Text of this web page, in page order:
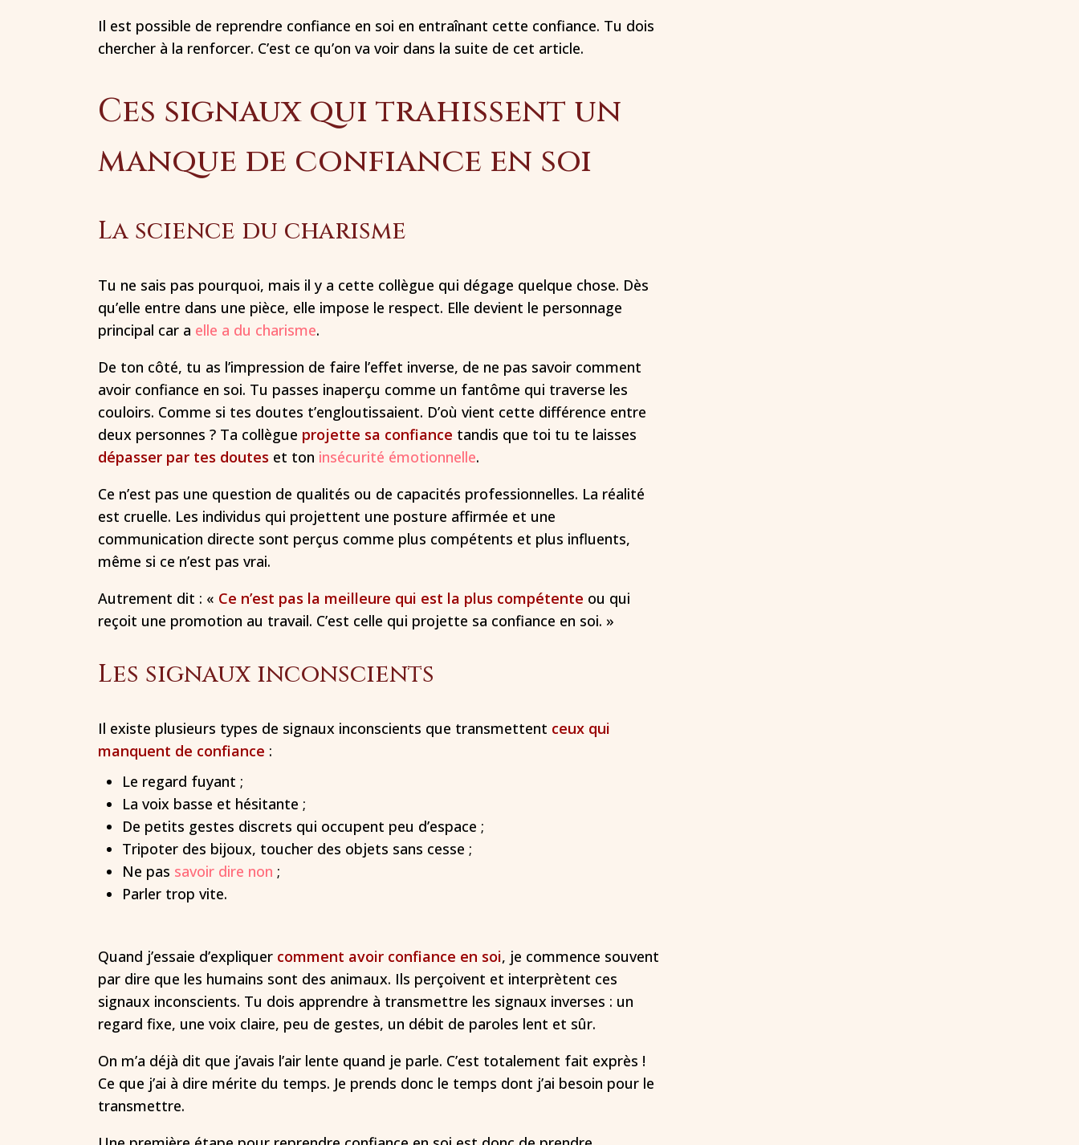
Il est possible de reprendre confiance en soi en entraînant cette confiance. Tu dois
chercher à la renforcer. C’est ce qu’on va voir dans la suite de cet article.
Ces signaux qui trahissent un
manque de confiance en soi
La science du charisme
Tu ne sais pas pourquoi, mais il y a cette collègue qui dégage quelque chose. Dès
qu’elle entre dans une pièce, elle impose le respect. Elle devient le personnage
principal car a elle a du charisme.
De ton côté, tu as l’impression de faire l’effet inverse, de ne pas savoir comment
avoir confiance en soi. Tu passes inaperçu comme un fantôme qui traverse les
couloirs. Comme si tes doutes t’engloutissaient. D’où vient cette différence entre
deux personnes ? Ta collègue projette sa confiance tandis que toi tu te laisses
dépasser par tes doutes et ton insécurité émotionnelle.
Ce n’est pas une question de qualités ou de capacités professionnelles. La réalité
est cruelle. Les individus qui projettent une posture affirmée et une
communication directe sont perçus comme plus compétents et plus influents,
même si ce n’est pas vrai.
Autrement dit : « Ce n’est pas la meilleure qui est la plus compétente ou qui
reçoit une promotion au travail. C’est celle qui projette sa confiance en soi. »
Les signaux inconscients
Il existe plusieurs types de signaux inconscients que transmettent ceux qui
manquent de confiance :
Le regard fuyant ;
La voix basse et hésitante ;
De petits gestes discrets qui occupent peu d’espace ;
Tripoter des bijoux, toucher des objets sans cesse ;
Ne pas savoir dire non ;
Parler trop vite.
Quand j’essaie d’expliquer comment avoir confiance en soi, je commence souvent
par dire que les humains sont des animaux. Ils perçoivent et interprètent ces
signaux inconscients. Tu dois apprendre à transmettre les signaux inverses : un
regard fixe, une voix claire, peu de gestes, un débit de paroles lent et sûr.
On m’a déjà dit que j’avais l’air lente quand je parle. C’est totalement fait exprès !
Ce que j’ai à dire mérite du temps. Je prends donc le temps dont j’ai besoin pour le
transmettre.